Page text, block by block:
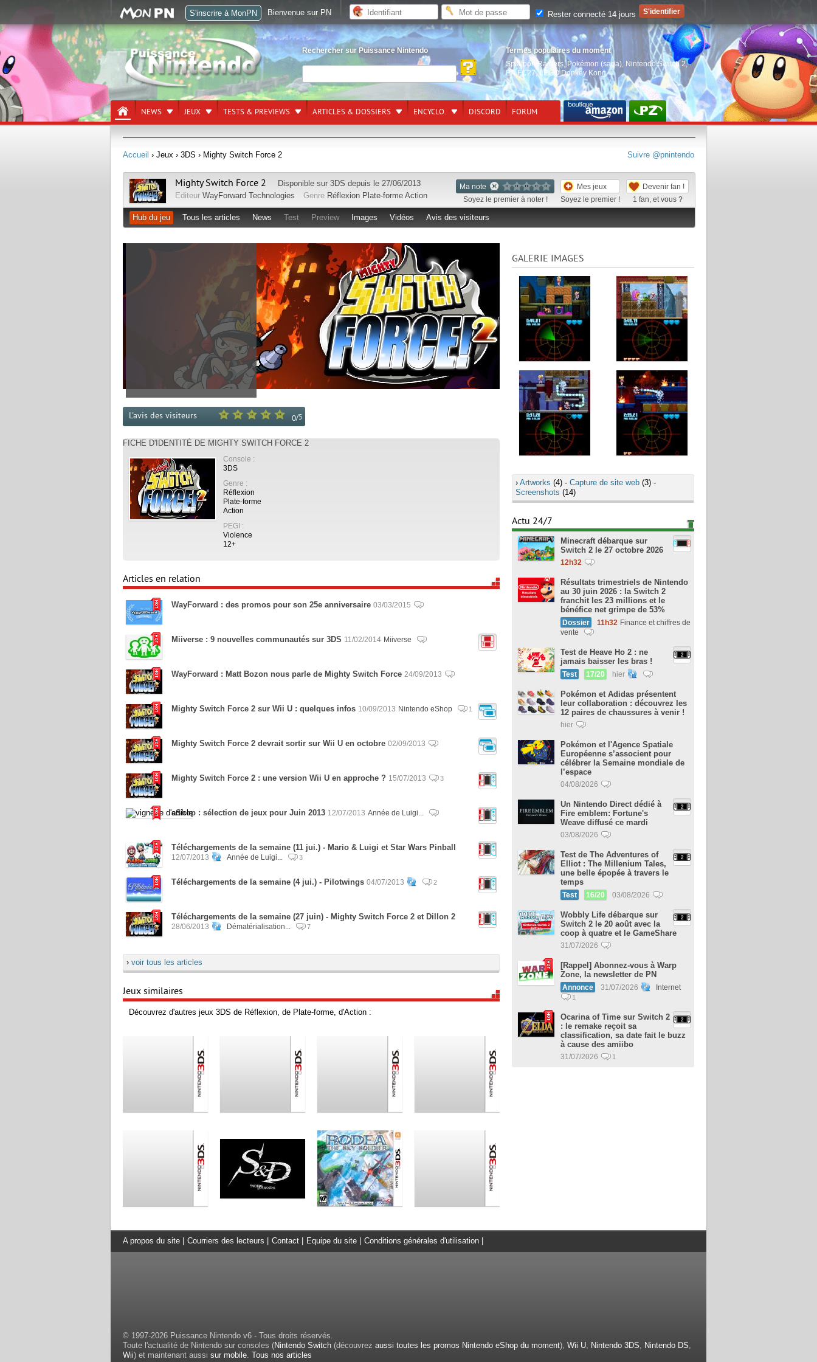
Rechercher sur Puissance Nintendo
Termes populaires du moment
Splatoon Raiders, Pokémon (saga) Nintendo Switch 2,
EA FC27,LEGO Donkey Kong
NEWS JEUX TESTS & PREVIEWS ARTICLES & DOSSIERS ENCYCLO. DISCORD FORUM
Suivre @pnintendo
Accueil › Jeux › 3DS › Mighty Switch Force 2
Ma note
Soyez le premier à noter !
Mes jeux
Soyez le premier !
Devenir fan !
1 fan, et vous ?
Mighty Switch Force 2 Disponible sur 3DS depuis le 27/06/2013
Editeur WayForward Technologies Genre Réflexion Plate-forme Action
Hub du jeu Tous les articles News Test Preview Images Vidéos Avis des visiteurs
0/5
L'avis des visiteurs
FICHE D'IDENTITÉ DE MIGHTY SWITCH FORCE 2
Console :
3DS
Genre :
Réflexion
Plate-forme
Action
PEGI :
Violence
12+
Articles en relation
WayForward : des promos pour son 25e anniversaire 03/03/2015
Miiverse : 9 nouvelles communautés sur 3DS 11/02/2014 Miiverse
WayForward : Matt Bozon nous parle de Mighty Switch Force 24/09/2013
Mighty Switch Force 2 sur Wii U : quelques infos 10/09/2013 Nintendo eShop 1
Mighty Switch Force 2 devrait sortir sur Wii U en octobre 02/09/2013
Mighty Switch Force 2 : une version Wii U en approche ? 15/07/2013 3
eShop : sélection de jeux pour Juin 2013 12/07/2013 Année de Luigi...
Téléchargements de la semaine (11 jui.) - Mario & Luigi et Star Wars Pinball
12/07/2013 Année de Luigi... 3
Téléchargements de la semaine (4 jui.) - Pilotwings 04/07/2013 2
Téléchargements de la semaine (27 juin) - Mighty Switch Force 2 et Dillon 2
28/06/2013 Dématérialisation... 7
› voir tous les articles
Jeux similaires
Découvrez d'autres jeux 3DS de Réflexion, de Plate-forme, d'Action :
GALERIE IMAGES
› Artworks (4) - Capture de site web (3) -
Screenshots (14)
Actu 24/7
Minecraft débarque sur
Switch 2 le 27 octobre 2026
12h32
Résultats trimestriels de Nintendo
au 30 juin 2026 : la Switch 2
franchit les 23 millions et le
bénéfice net grimpe de 53%
Dossier 11h32 Finance et chiffres de
vente
Test de Heave Ho 2 : ne
jamais baisser les bras !
Test 17/20 hier
Pokémon et Adidas présentent
leur collaboration : découvrez les
12 paires de chaussures à venir !
hier
Pokémon et l'Agence Spatiale
Européenne s’associent pour
célébrer la Semaine mondiale de
l’espace
04/08/2026
Un Nintendo Direct dédié à
Fire emblem: Fortune's
Weave diffusé ce mardi
03/08/2026
Test de The Adventures of
Elliot : The Millenium Tales,
une belle épopée à travers le
temps
Test 16/20 03/08/2026
Wobbly Life débarque sur
Switch 2 le 20 août avec la
coop à quatre et le GameShare
31/07/2026
[Rappel] Abonnez-vous à Warp
Zone, la newsletter de PN
Annonce 31/07/2026 Internet
1
Ocarina of Time sur Switch 2
: le remake reçoit sa
classification, sa date fait le buzz
à cause des amiibo
31/07/2026 1
A propos du site Courriers des lecteurs Contact Equipe du site Conditions générales d'utilisation
© 1997-2026 Puissance Nintendo v6 - Tous droits réservés.
Toute l'actualité de Nintendo sur consoles (Nintendo Switch (découvrez aussi toutes les promos Nintendo eShop du moment), Wii U, Nintendo 3DS, Nintendo DS,
Wii) et maintenant aussi sur mobile. Tous nos articles
S'inscrire à MonPN Bienvenue sur PN Rester connecté 14 jours